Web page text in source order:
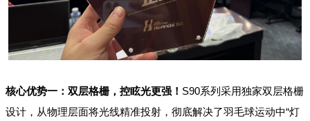
核心优势一： 双层格栅，控眩光更强！ S90系列采用独家双层格栅
设计，从物理层面将光线精准投射，彻底解决了羽毛球运动中“灯